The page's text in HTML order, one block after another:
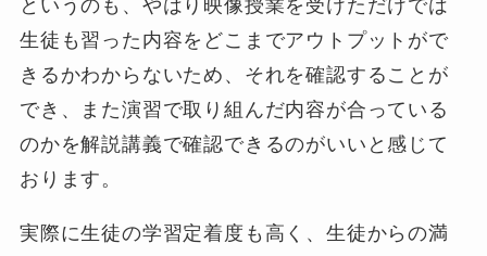
というのも、やはり映像授業を受けただけでは
生徒も習った内容をどこまでアウトプットがで
きるかわからないため、それを確認することが
でき、また演習で取り組んだ内容が合っている
のかを解説講義で確認できるのがいいと感じて
おります。
実際に生徒の学習定着度も高く、生徒からの満